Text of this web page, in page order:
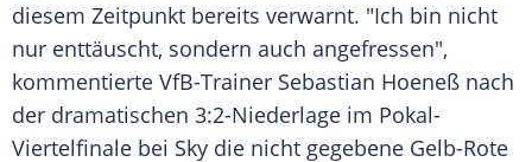
diesem Zeitpunkt bereits verwarnt. "Ich bin nicht
nur enttäuscht, sondern auch angefressen",
kommentierte VfB-Trainer Sebastian Hoeneß nach
der dramatischen 3:2-Niederlage im Pokal-
Viertelfinale bei Sky die nicht gegebene Gelb-Rote